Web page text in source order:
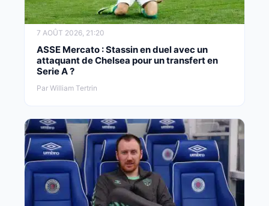
7 AOÛT 2026, 21:20
ASSE Mercato : Stassin en duel avec un
attaquant de Chelsea pour un transfert en
Serie A ?
Par William Tertrin